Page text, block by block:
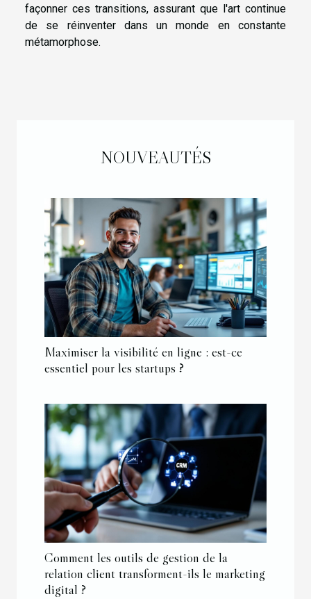
façonner ces transitions, assurant que l'art continue
de se réinventer dans un monde en constante
métamorphose.
NOUVEAUTÉS
Maximiser la visibilité en ligne : est-ce
essentiel pour les startups ?
Comment les outils de gestion de la
relation client transforment-ils le marketing
digital ?